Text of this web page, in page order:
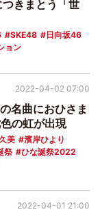
きまとう「世
SKE48
日向坂46
ョン
名曲におひさま
の虹が出現
美
濱岸ひより
祭
ひな誕祭2022
2022-04-02 07:00
2022-04-01 21:00